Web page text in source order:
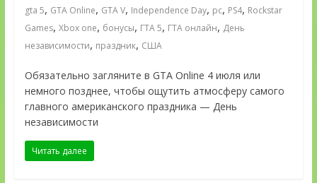
gta 5, GTA Online, GTA V, Independence Day, pc, PS4, Rockstar
Games, Xbox one, бонусы, ГТА 5, ГТА онлайн, День
независимости, праздник, США
Обязательно загляните в GTA Online 4 июля или
немного позднее, чтобы ощутить атмосферу самого
главного американского праздника — День
независимости
Читать далее